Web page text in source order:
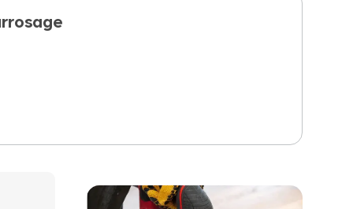
Gardena est idéal pour arroser les jardins de taille moyenne.
Une fois fixé au mur, il peut pivoter à plus de 180Â° afin de
d'une protection anti-gel et anti-UV.